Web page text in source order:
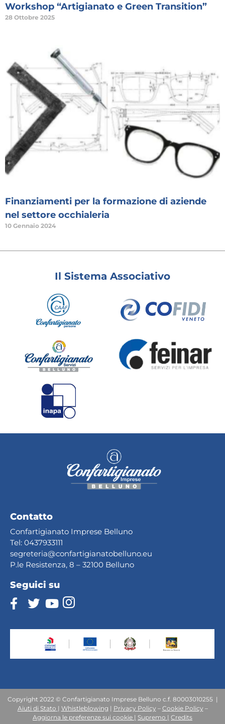
Workshop “Artigianato e Green Transition”
28 Ottobre 2025
Finanziamenti per la formazione di aziende
nel settore occhialeria
10 Gennaio 2024
Il Sistema Associativo
Contatto
Confartigianato Imprese Belluno
Tel: 0437933111
segreteria@confartigianatobelluno.eu
P.le Resistenza, 8 – 32100 Belluno
Seguici su
Copyright 2022 © Confartigianato Imprese Belluno c.f. 80003010255 |
Aiuti di Stato | Whistleblowing | Privacy Policy – Cookie Policy –
Aggiorna le preferenze sui cookie | Supremo | Credits